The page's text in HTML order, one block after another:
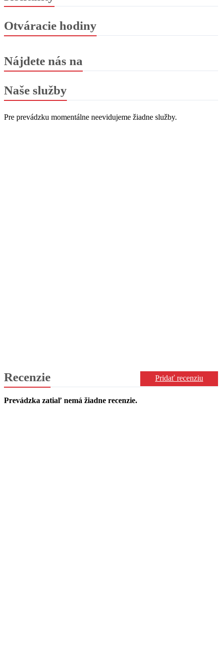
Otváracie hodiny
Nájdete nás na
Naše služby
Pre prevádzku momentálne neevidujeme žiadne služby.
Recenzie Pridať recenziu
Prevádzka zatiaľ nemá žiadne recenzie.